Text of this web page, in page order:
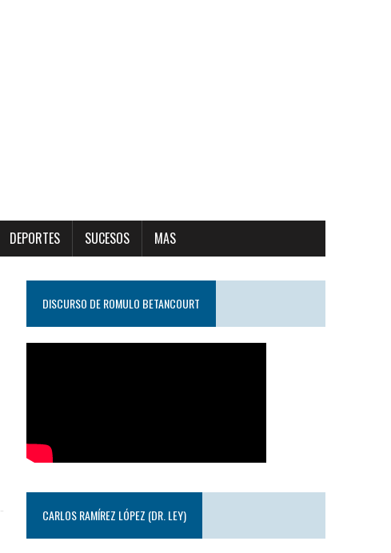
DEPORTES SUCESOS MAS
DISCURSO DE ROMULO BETANCOURT
CARLOS RAMÍREZ LÓPEZ (DR. LEY)